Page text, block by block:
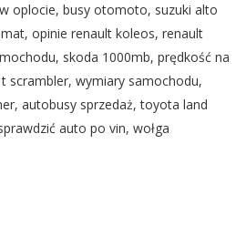
oplocie, busy otomoto, suzuki alto
opinie renault koleos, renault
skoda 1000mb, prędkość na
scrambler, wymiary samochodu,
autobusy sprzedaż, toyota land
auto po vin, wołga